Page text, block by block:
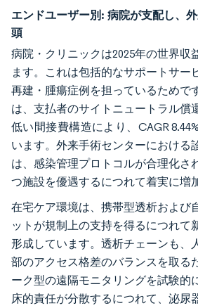
エンドユーザー別: 病院が支配し、
頭
病院・クリニックは2025年の世界収
ます。これは包括的なサポートサー
再建・腫瘍症例を担っているためで
は、支払者のサイトニュートラル償
低い間接費構造により、CAGR
います。外来手術センターにおける
は、感染管理プロトコルが合理化さ
つ施設を優遇するにつれて着実に増
在宅ケア環境は、携帯型透析および
ットが規制上の支持を得るにつれて
形成しています。透析チェーンも、
部のアクセス格差のバランスを取る
ーク型の遠隔モニタリングを試験的
床的責任が分散するにつれて、泌尿